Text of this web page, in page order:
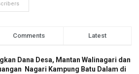
Comments Latest
Dana Desa, Mantan Walinagari dan
Nagari Kampung Batu Dalam di